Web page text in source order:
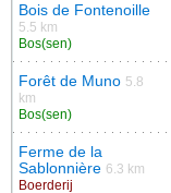
Bois de Fontenoille
5.5 km
Bos(sen)
Forêt de Muno 5.8
km
Bos(sen)
Ferme de la
Sablonnière 6.3 km
Boerderij